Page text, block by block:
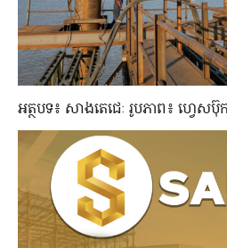
អត្ថបទ៖ សាងតេជេៈ រូបភាព៖ ហ្វេស